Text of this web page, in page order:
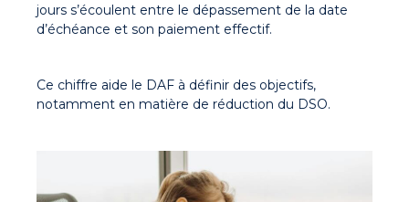
jours s’écoulent entre le dépassement de la date
d’échéance et son paiement effectif.
Ce chiffre aide le DAF à définir des objectifs,
notamment en matière de réduction du DSO.